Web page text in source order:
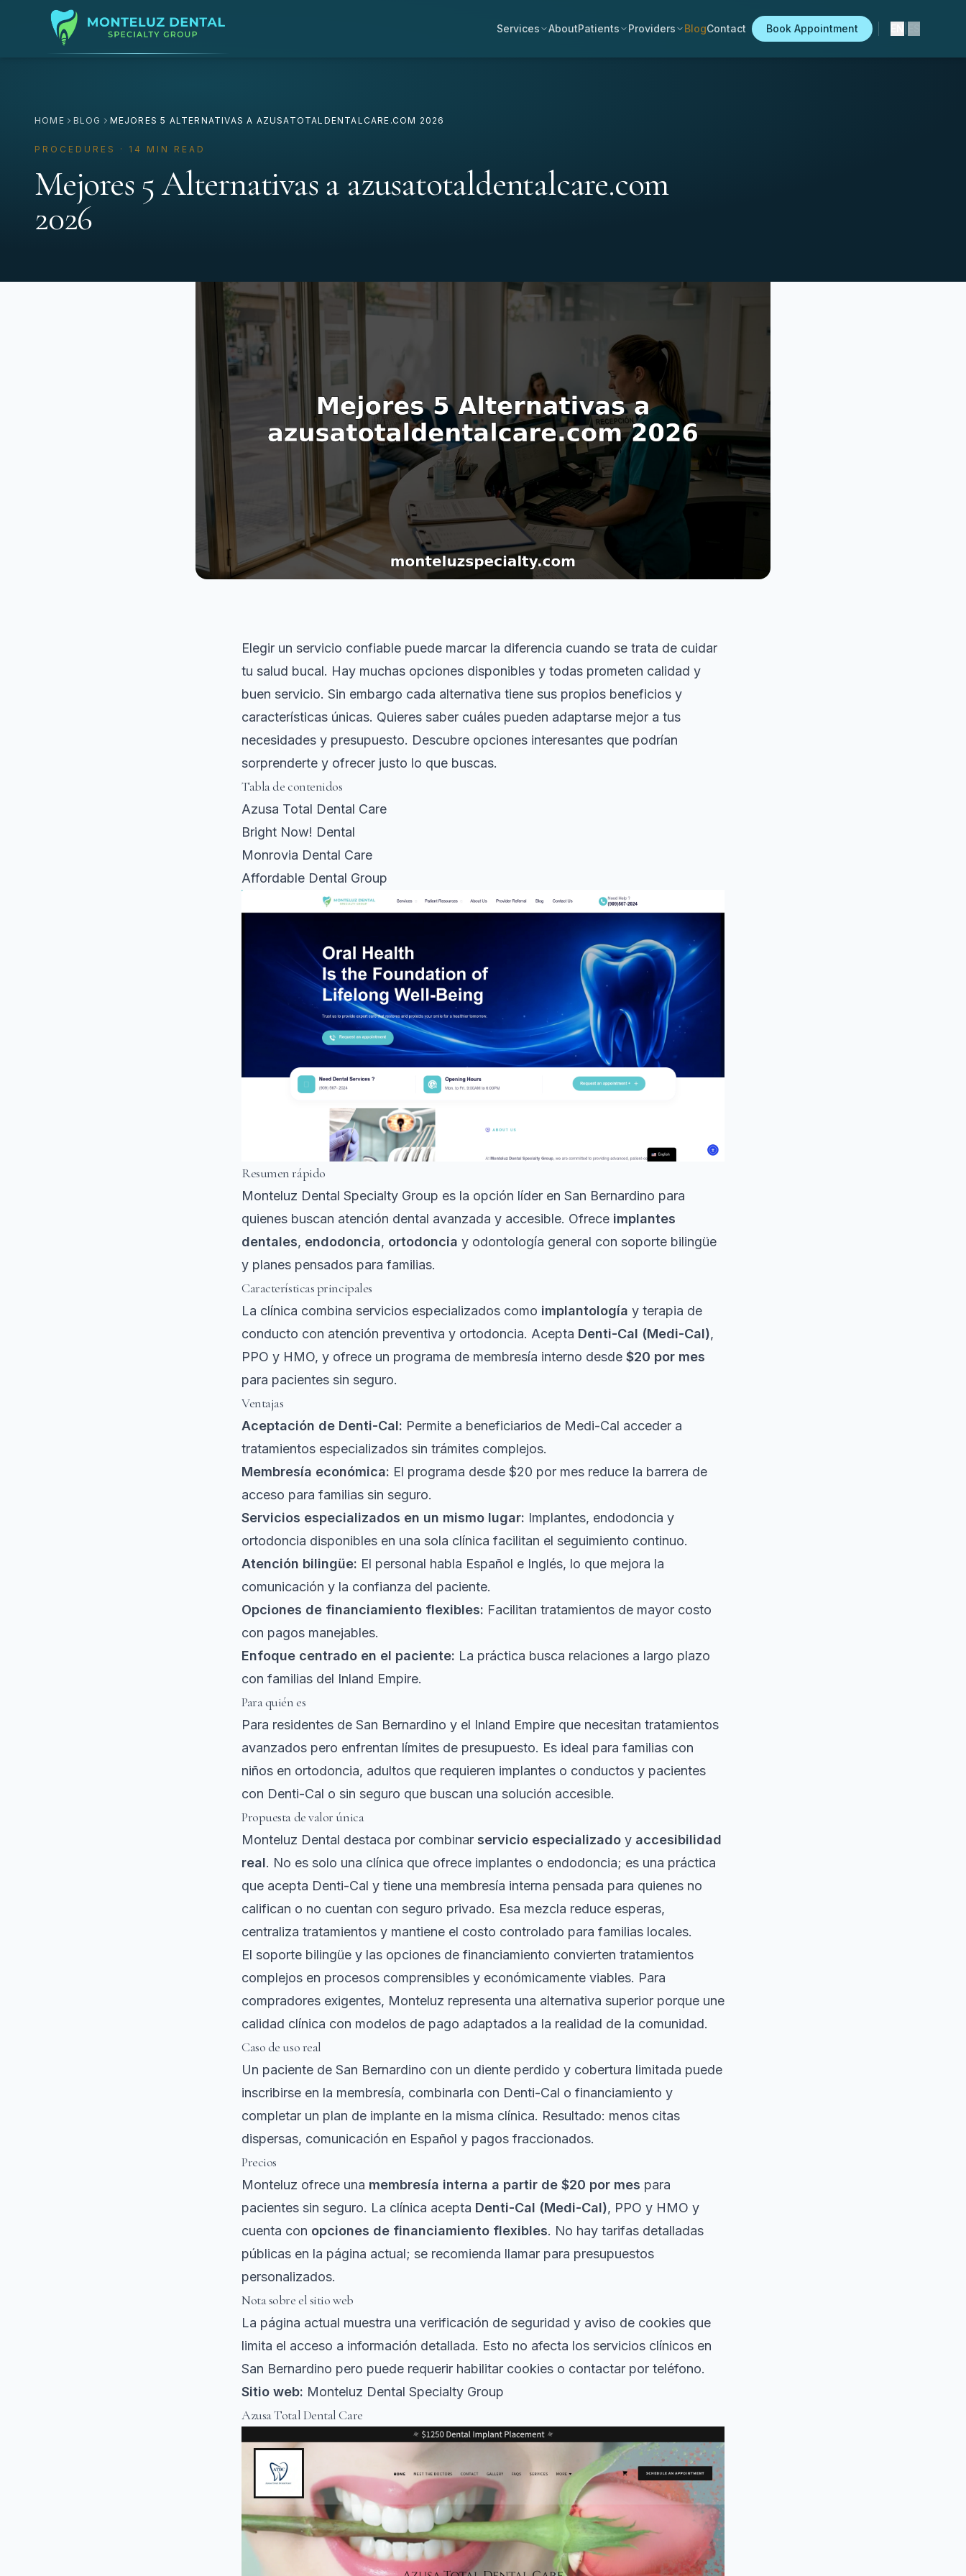
Services AboutPatients Providers BlogContact Book Appointment
HOME BLOG MEJORES 5 ALTERNATIVAS A AZUSATOTALDENTALCARE.COM 2026
PROCEDURES · 14 MIN READ
Mejores 5 Alternativas a azusatotaldentalcare.com
2026
Elegir un servicio confiable puede marcar la diferencia cuando se trata de cuidar
tu salud bucal. Hay muchas opciones disponibles y todas prometen calidad y
buen servicio. Sin embargo cada alternativa tiene sus propios beneficios y
características únicas. Quieres saber cuáles pueden adaptarse mejor a tus
necesidades y presupuesto. Descubre opciones interesantes que podrían
sorprenderte y ofrecer justo lo que buscas.
Tabla de contenidos
Azusa Total Dental Care
Bright Now! Dental
Monrovia Dental Care
Affordable Dental Group
Resumen rápido
Monteluz Dental Specialty Group es la opción líder en San Bernardino para
quienes buscan atención dental avanzada y accesible. Ofrece implantes
dentales, endodoncia, ortodoncia y odontología general con soporte bilingüe
y planes pensados para familias.
Características principales
La clínica combina servicios especializados como implantología y terapia de
conducto con atención preventiva y ortodoncia. Acepta Denti-Cal (Medi-Cal),
PPO y HMO, y ofrece un programa de membresía interno desde $20 por mes
para pacientes sin seguro.
Ventajas
Aceptación de Denti-Cal: Permite a beneficiarios de Medi-Cal acceder a
tratamientos especializados sin trámites complejos.
Membresía económica: El programa desde $20 por mes reduce la barrera de
acceso para familias sin seguro.
Servicios especializados en un mismo lugar: Implantes, endodoncia y
ortodoncia disponibles en una sola clínica facilitan el seguimiento continuo.
Atención bilingüe: El personal habla Español e Inglés, lo que mejora la
comunicación y la confianza del paciente.
Opciones de financiamiento flexibles: Facilitan tratamientos de mayor costo
con pagos manejables.
Enfoque centrado en el paciente: La práctica busca relaciones a largo plazo
con familias del Inland Empire.
Para quién es
Para residentes de San Bernardino y el Inland Empire que necesitan tratamientos
avanzados pero enfrentan límites de presupuesto. Es ideal para familias con
niños en ortodoncia, adultos que requieren implantes o conductos y pacientes
con Denti-Cal o sin seguro que buscan una solución accesible.
Propuesta de valor única
Monteluz Dental destaca por combinar servicio especializado y accesibilidad
real. No es solo una clínica que ofrece implantes o endodoncia; es una práctica
que acepta Denti-Cal y tiene una membresía interna pensada para quienes no
califican o no cuentan con seguro privado. Esa mezcla reduce esperas,
centraliza tratamientos y mantiene el costo controlado para familias locales.
El soporte bilingüe y las opciones de financiamiento convierten tratamientos
complejos en procesos comprensibles y económicamente viables. Para
compradores exigentes, Monteluz representa una alternativa superior porque une
calidad clínica con modelos de pago adaptados a la realidad de la comunidad.
Caso de uso real
Un paciente de San Bernardino con un diente perdido y cobertura limitada puede
inscribirse en la membresía, combinarla con Denti-Cal o financiamiento y
completar un plan de implante en la misma clínica. Resultado: menos citas
dispersas, comunicación en Español y pagos fraccionados.
Precios
Monteluz ofrece una membresía interna a partir de $20 por mes para
pacientes sin seguro. La clínica acepta Denti-Cal (Medi-Cal), PPO y HMO y
cuenta con opciones de financiamiento flexibles. No hay tarifas detalladas
públicas en la página actual; se recomienda llamar para presupuestos
personalizados.
Nota sobre el sitio web
La página actual muestra una verificación de seguridad y aviso de cookies que
limita el acceso a información detallada. Esto no afecta los servicios clínicos en
San Bernardino pero puede requerir habilitar cookies o contactar por teléfono.
Sitio web: Monteluz Dental Specialty Group
Azusa Total Dental Care